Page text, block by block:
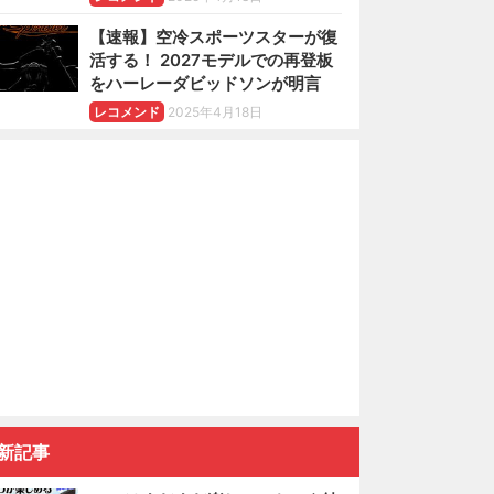
【速報】空冷スポーツスターが復
活する！ 2027モデルでの再登板
をハーレーダビッドソンが明言
レコメンド 2025年4月18日
記事